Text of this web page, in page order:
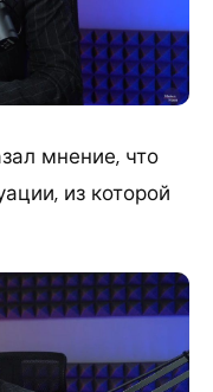
мнение, что
из которой